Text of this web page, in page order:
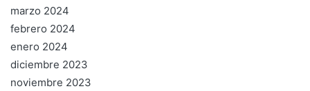
marzo 2024
febrero 2024
enero 2024
diciembre 2023
noviembre 2023